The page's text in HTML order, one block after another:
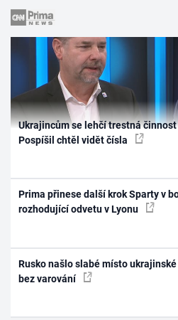
Ukrajincům se lehčí trestná
Pospíšil chtěl vidět čísla
Prima přinese další krok Sparty v
rozhodující odvetu v Lyonu
Rusko našlo slabé místo
bez varování